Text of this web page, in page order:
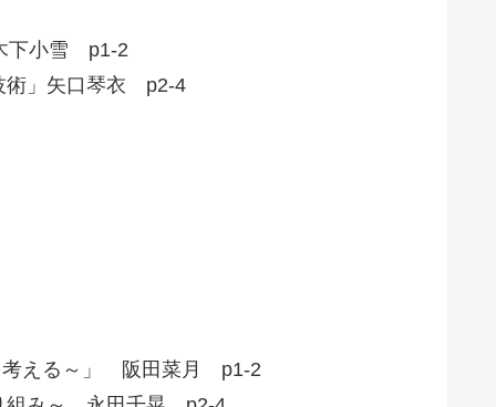
下小雪 p1-2
術」矢口琴衣 p2-4
考える～」 阪田菜月 p1-2